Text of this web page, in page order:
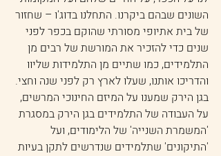
השונים שבהם ביקרנו. התחלנו בדוג'ו – שחזור
של בית אתיופי מסורתי שהוקם בכפר לפני
שנים כדי להזכיר את המורשת של רבים מן
התלמידים, כמו שתיים מן התלמידות שליוו
והדריכו אותנו, שעלו לארץ רק לפני שנה וחצי.
בגן הירק שמענו על המיזם החינוכי המרשים,
על העבודה של התלמידים בגן הירק במסגרת
'המשמרת השנייה' של הלימודים, ועל
'התיקונים' שתלמידים שנדרשים לתקן בעיות